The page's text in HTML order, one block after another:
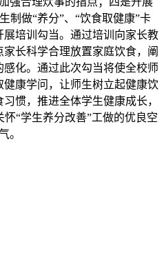
制做“养分”、“饮食取健康”卡
培训勾当。通过培训向家长教
长科学合理放置家庭饮食，阐
化。通过此次勾当将使全校师
康学问，让师生树立起健康饮
惯，推进全体学生健康成长，
“学生养分改善”工做的优良空
。